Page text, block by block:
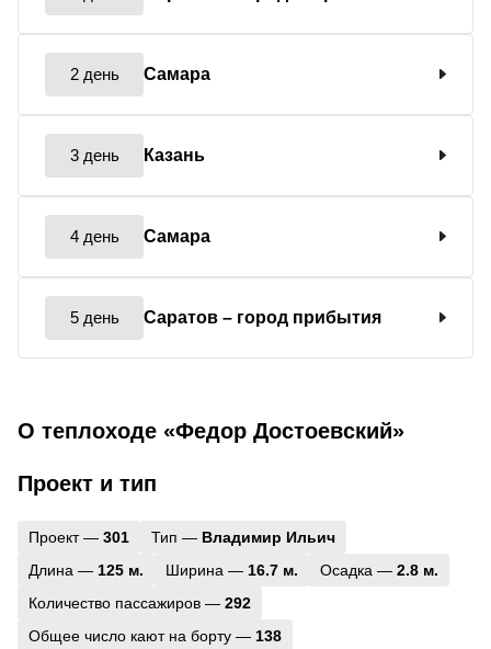
2 день Самара
3 день Казань
4 день Самара
5 день Саратов – город прибытия
О теплоходе «Федор Достоевский»
Проект и тип
Проект — 301 Тип — Владимир Ильич
Длина — 125 м. Ширина — 16.7 м. Осадка — 2.8 м.
Количество пассажиров — 292
Общее число кают на борту — 138